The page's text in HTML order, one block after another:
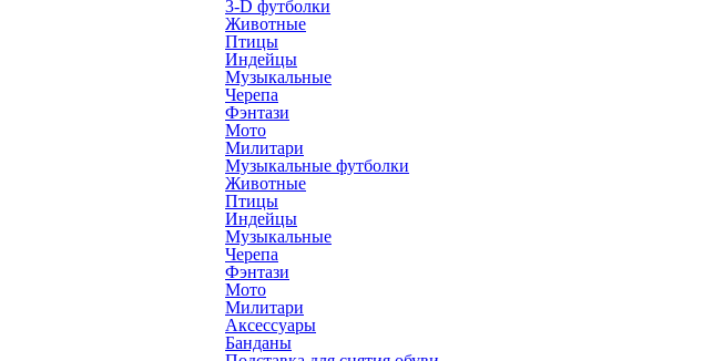
3-D футболки
Животные
Птицы
Индейцы
Музыкальные
Черепа
Фэнтази
Мото
Милитари
Музыкальные футболки
Животные
Птицы
Индейцы
Музыкальные
Черепа
Фэнтази
Мото
Милитари
Аксессуары
Банданы